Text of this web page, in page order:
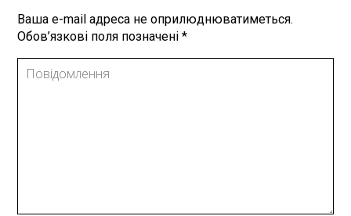
Ваша e-mail адреса не оприлюднюватиметься.
Обов’язкові поля позначені*